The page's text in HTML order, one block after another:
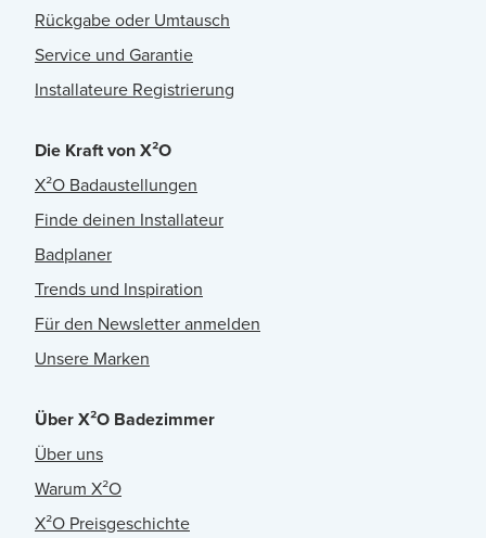
Rückgabe oder Umtausch
Service und Garantie
Installateure Registrierung
Die Kraft von X²O
X²O Badaustellungen
Finde deinen Installateur
Badplaner
Trends und Inspiration
Für den Newsletter anmelden
Unsere Marken
Über X²O Badezimmer
Über uns
Warum X²O
X²O Preisgeschichte